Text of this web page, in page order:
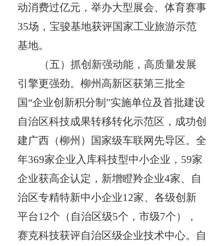
动消费过亿元，举办大型展会、体育赛事
35场，宝骏基地获评国家工业旅游示范
基地。
（五）抓创新强动能，高质量发展
引擎更强劲。 柳州高新区获第三批全
国“企业创新积分制 ”实施单位及首批建设
自治区科技成果转移转化示范区，成功创
建广西（柳州）国家级车联网先导区。全
年369家企业入库科技型中小企业， 59家
企业获高企认定，新增瞪羚企业4家、自
治区专精特新中小企业12家、各级创新
平台12个（自治区级5个，市级7个），
赛克科技获评自治区级企业技术中心。自